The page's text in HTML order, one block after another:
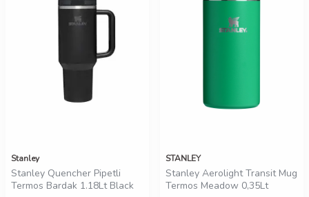
Stanley
Stanley Quencher Pipetli
Termos Bardak 1.18Lt Black
STANLEY
Stanley Aerolight Transit Mug
Termos Meadow 0,35Lt